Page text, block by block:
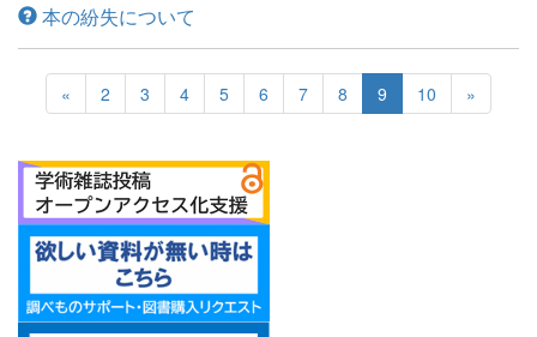
本の紛失について
« 2 3 4 5 6 7 8 9 10 »